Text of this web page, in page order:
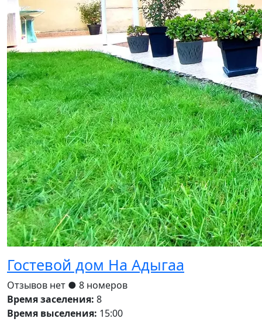
Гостевой дом На Адыгаа
Отзывов нет ● 8 номеров
Время заселения: 8
Время выселения: 15:00